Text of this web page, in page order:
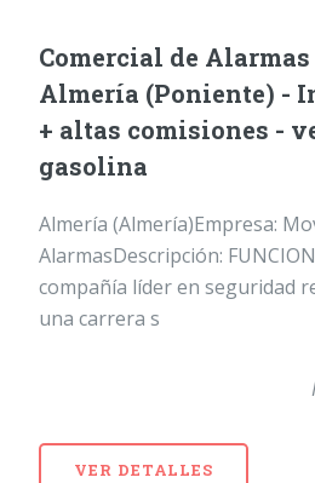
Comercial de
Almería (Poniente) -
+ altas comisiones -
gasolina
Almería (Almería)Empresa:
AlarmasDescripción:
compañía líder en seguridad
una carrera s
VER DETALLES